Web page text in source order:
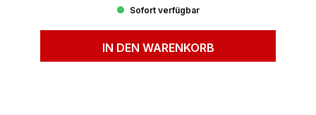
Sofort verfügbar
IN DEN WARENKORB